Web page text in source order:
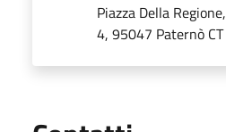
Piazza Della Regione,
4, 95047 Paternò CT